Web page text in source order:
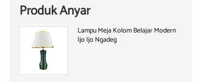
Produk Anyar
Lampu Meja Kolom Belajar Modern
Ijo Ijo Ngadeg